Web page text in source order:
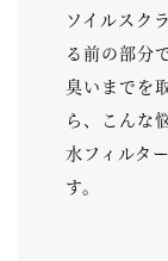
ソイルスク
る前の部分
臭いまでを
ら、こんな
水フィルタ
す。